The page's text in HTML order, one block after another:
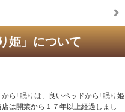
姫」について
ら! 眠りは、良いベッドから! 眠り姫
は開業から１７年以上経過しまし